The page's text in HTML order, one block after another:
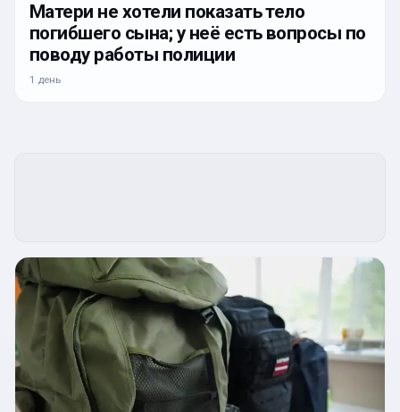
Матери не хотели показать тело
погибшего сына; у неё есть вопросы по
поводу работы полиции
1 день